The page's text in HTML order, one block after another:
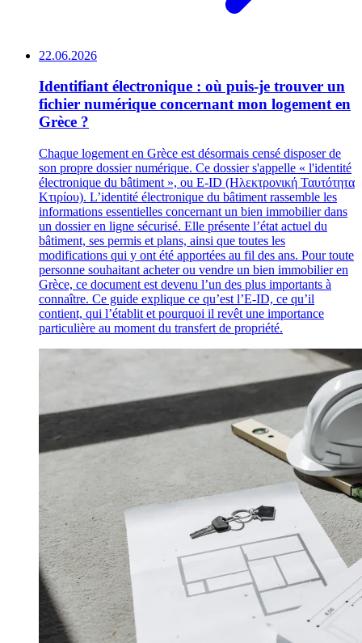
22.06.2026
Identifiant électronique : où puis-je trouver un
fichier numérique concernant mon logement en
Grèce ?
Chaque logement en Grèce est désormais censé disposer de
son propre dossier numérique. Ce dossier s'appelle « l'identité
électronique du bâtiment », ou E-ID (Ηλεκτρονική Ταυτότητα
Κτιρίου). L’identité électronique du bâtiment rassemble les
informations essentielles concernant un bien immobilier dans
un dossier en ligne sécurisé. Elle présente l’état actuel du
bâtiment, ses permis et plans, ainsi que toutes les
modifications qui y ont été apportées au fil des ans. Pour toute
personne souhaitant acheter ou vendre un bien immobilier en
Grèce, ce document est devenu l’un des plus importants à
connaître. Ce guide explique ce qu’est l’E-ID, ce qu’il
contient, qui l’établit et pourquoi il revêt une importance
particulière au moment du transfert de propriété.